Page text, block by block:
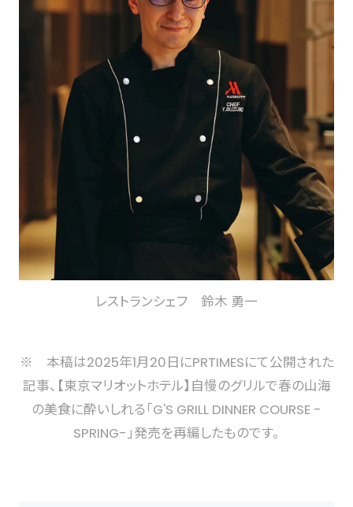
レストランシェフ 鈴木 勇一
※ 本稿は2025年1月20日にPRTIMESにて公開された
記事、【東京マリオットホテル】自慢のグリルで春の山海
の美食に酔いしれる「G'S GRILL DINNER COURSE -
SPRING-」発売を再編したものです。